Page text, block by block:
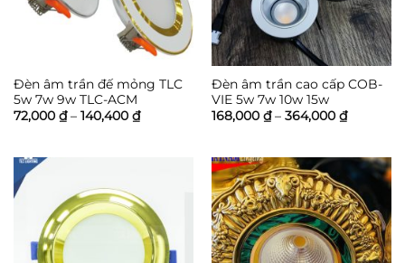
Đèn âm trần đế mỏng TLC
5w 7w 9w TLC-ACM
72,000 ₫ – 140,400 ₫Khoảng
giá:
Đèn âm trần cao cấp COB-
VIE 5w 7w 10w 15w
168,000 ₫ – 364,000 ₫Khoảng
giá:
đến
364,000